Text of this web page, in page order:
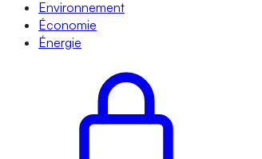
Environnement
Économie
Énergie